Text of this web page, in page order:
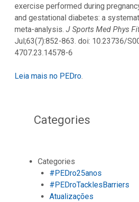
exercise performed during
and gestational diabetes: a
meta-analysis. J Sports Med Phys
Jul;63(7):852-863. doi: 10.23736/
4707.23.14578-6
Leia mais no PEDro.
Categories
Categories
#PEDro25anos
#PEDroTacklesBarriers
Atualizações